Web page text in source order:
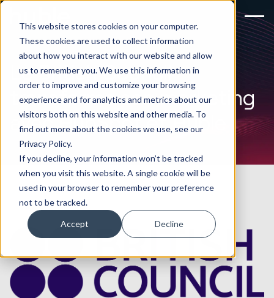
This website stores cookies on your computer.
These cookies are used to collect information
about how you interact with our website and allow
us to remember you. We use this information in
order to improve and customize your browsing
experience and for analytics and metrics about our
visitors both on this website and other media. To
find out more about the cookies we use, see our
Privacy Policy.
If you decline, your information won’t be tracked
when you visit this website. A single cookie will be
used in your browser to remember your preference
not to be tracked.
Accept Decline
Le British Council
transforme son marketing
avec HubSpot et Huble